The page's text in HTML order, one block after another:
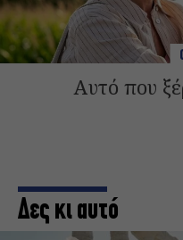
Αυτό που
Δες κι αυτό